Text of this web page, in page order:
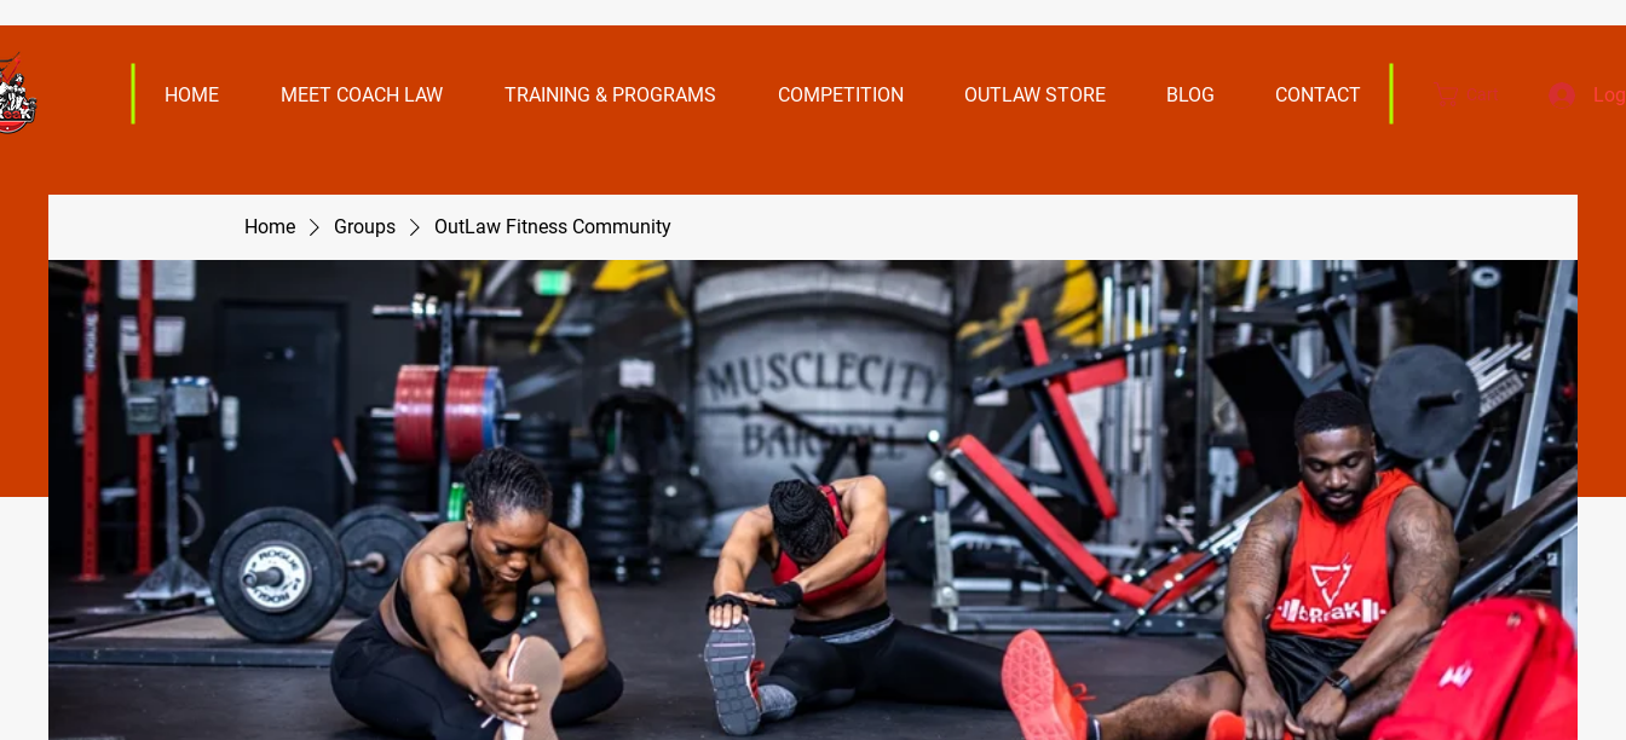
HOME MEET COACH LAW TRAINING & PROGRAMS COMPETITION OUTLAW STORE BLOG CONTACT Cart
Home Groups OutLaw Fitness Community